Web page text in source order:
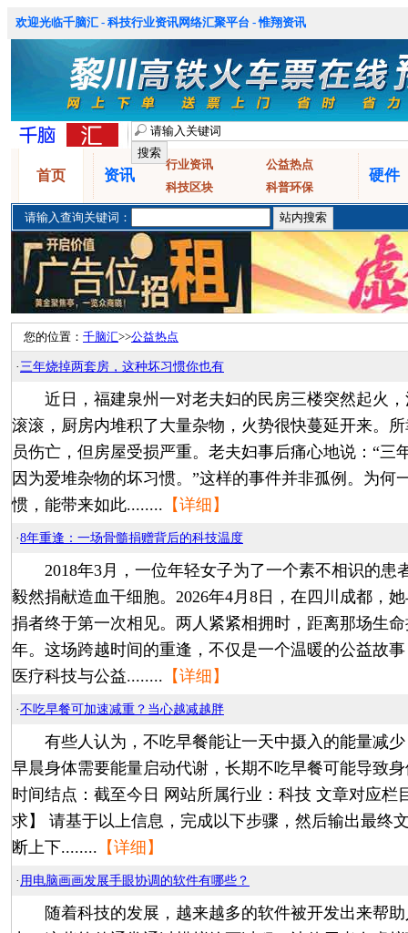
欢迎光临千脑汇 - 科技行业资讯网络汇聚平台 - 惟翔资讯
首页 资讯
行业资讯
公益热点
科技区块
科普环保
硬件
请输入查询关键词：
您的位置： 千脑汇>>公益热点
·三年烧掉两套房，这种坏习惯你也有
近日，福建泉州一对老夫妇的民房三楼突然起火，
滚滚，厨房内堆积了大量杂物，火势很快蔓延开来。
员伤亡，但房屋受损严重。老夫妇事后痛心地说：“三
因为爱堆杂物的坏习惯。”这样的事件并非孤例。为何
惯，能带来如此........ 【详细】
·8年重逢：一场骨髓捐赠背后的科技温度
2018年3月，一位年轻女子为了一个素不相识的患
毅然捐献造血干细胞。2026年4月8日，在四川成都，
捐者终于第一次相见。两人紧紧相拥时，距离那场生
年。这场跨越时间的重逢，不仅是一个温暖的公益故
医疗科技与公益........ 【详细】
·不吃早餐可加速减重？当心越减越胖
有些人认为，不吃早餐能让一天中摄入的能量减少
早晨身体需要能量启动代谢，长期不吃早餐可能导致
时间结点：截至今日 网站所属行业：科技 文章对应栏
求】 请基于以上信息，完成以下步骤，然后输出最终
断上下........ 【详细】
· 用电脑画画发展手眼协调的软件有哪些？
随着科技的发展，越来越多的软件被开发出来帮助